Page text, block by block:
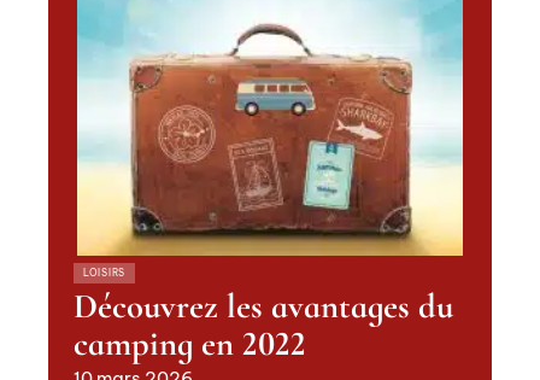
LOISIRS
Découvrez les avantages du
camping en 2022